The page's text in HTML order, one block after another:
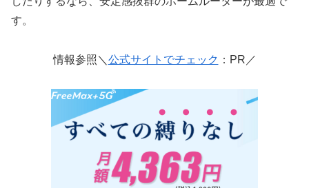
す。
情報参照＼ 公式サイトでチェック ：PR／